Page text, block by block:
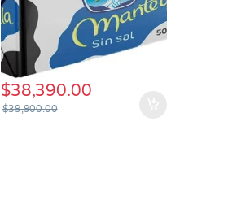
$38,390.00
$39,900.00